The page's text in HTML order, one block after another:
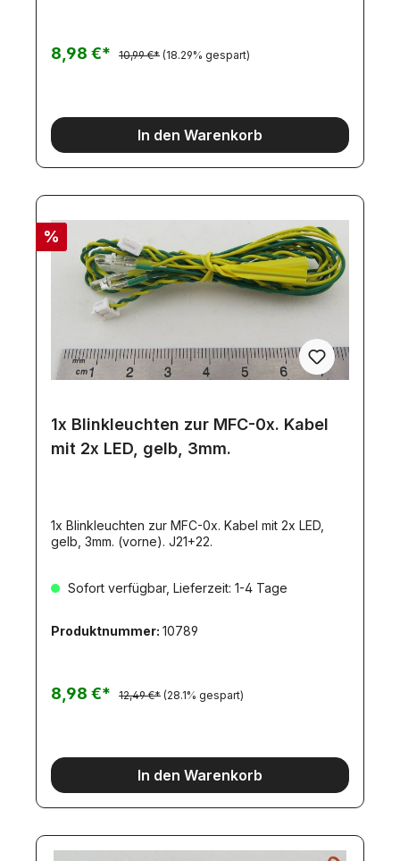
8,98 €* 10,99 €* (18.29% gespart)
In den Warenkorb
%
1x Blinkleuchten zur MFC-0x. Kabel
mit 2x LED, gelb, 3mm.
1x Blinkleuchten zur MFC-0x. Kabel mit 2x LED,
gelb, 3mm. (vorne). J21+22.
Sofort verfügbar, Lieferzeit: 1-4 Tage
Produktnummer: 10789
8,98 €* 12,49 €* (28.1% gespart)
In den Warenkorb